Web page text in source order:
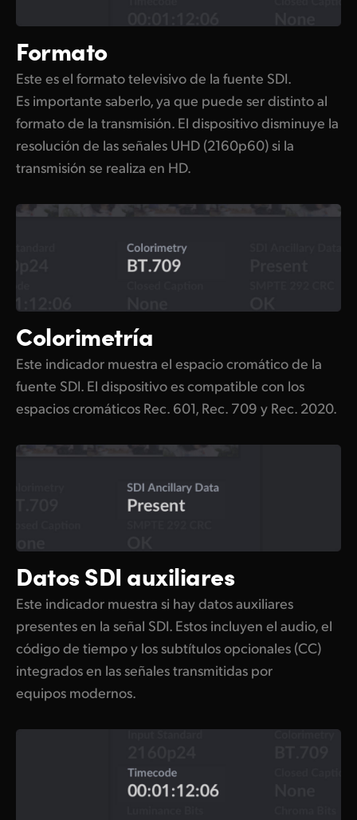
Formato
Este es el formato televisivo de la fuente SDI.
Es importante saberlo, ya que puede ser distinto al
formato de la transmisión. El dispositivo disminuye la
resolución de las señales UHD (2160p60) si la
transmisión se realiza en HD.
Colorimetría
Este indicador muestra el espacio cromático de la
fuente SDI. El dispositivo es compatible con los
espacios cromáticos Rec. 601, Rec. 709 y Rec. 2020.
Datos SDI auxiliares
Este indicador muestra si hay datos auxiliares
presentes en la señal SDI. Estos incluyen el audio, el
código de tiempo y los subtítulos opcionales (CC)
integrados en las señales transmitidas por
equipos modernos.